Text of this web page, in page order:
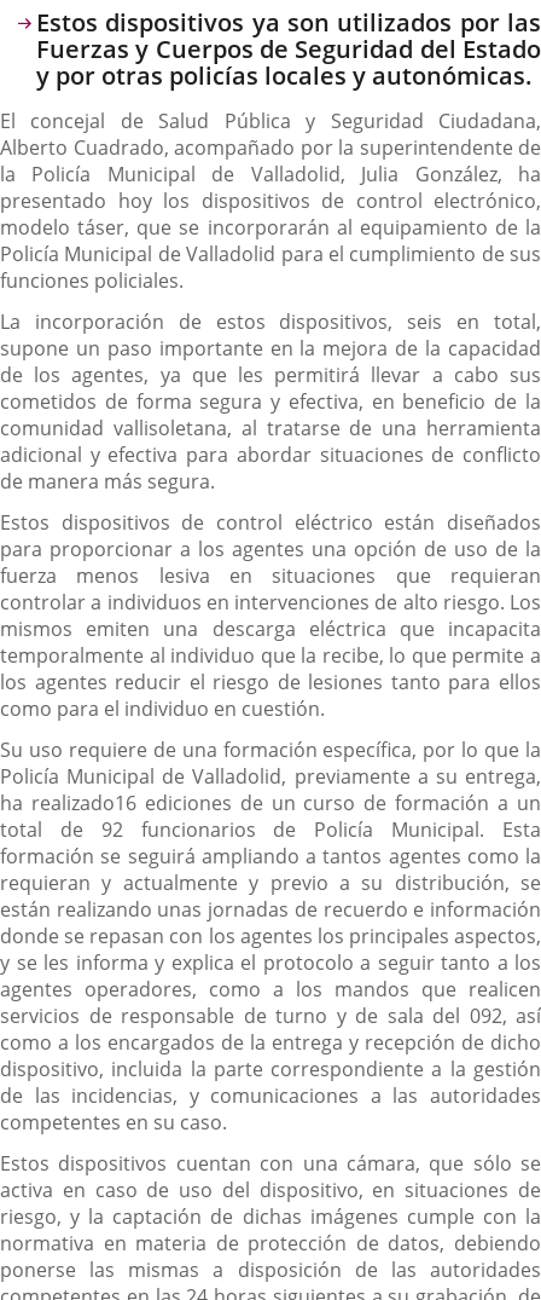
Descripción
Estos dispositivos ya son utilizados por las
Fuerzas y Cuerpos de Seguridad del Estado
y por otras policías locales y autonómicas.
El concejal de Salud Pública y Seguridad Ciudadana,
Alberto Cuadrado, acompañado por la superintendente de
la Policía Municipal de Valladolid, Julia González, ha
presentado hoy los dispositivos de control electrónico,
modelo táser, que se incorporarán al equipamiento de la
Policía Municipal de Valladolid para el cumplimiento de sus
funciones policiales.
La incorporación de estos dispositivos, seis en total,
supone un paso importante en la mejora de la capacidad
de los agentes, ya que les permitirá llevar a cabo sus
cometidos de forma segura y efectiva, en beneficio de la
comunidad vallisoletana, al tratarse de una herramienta
adicional y efectiva para abordar situaciones de conflicto
de manera más segura.
Estos dispositivos de control eléctrico están diseñados
para proporcionar a los agentes una opción de uso de la
fuerza menos lesiva en situaciones que requieran
controlar a individuos en intervenciones de alto riesgo. Los
mismos emiten una descarga eléctrica que incapacita
temporalmente al individuo que la recibe, lo que permite a
los agentes reducir el riesgo de lesiones tanto para ellos
como para el individuo en cuestión.
Su uso requiere de una formación específica, por lo que la
Policía Municipal de Valladolid, previamente a su entrega,
ha realizado16 ediciones de un curso de formación a un
total de 92 funcionarios de Policía Municipal. Esta
formación se seguirá ampliando a tantos agentes como la
requieran y actualmente y previo a su distribución, se
están realizando unas jornadas de recuerdo e información
donde se repasan con los agentes los principales aspectos,
y se les informa y explica el protocolo a seguir tanto a los
agentes operadores, como a los mandos que realicen
servicios de responsable de turno y de sala del 092, así
como a los encargados de la entrega y recepción de dicho
dispositivo, incluida la parte correspondiente a la gestión
de las incidencias, y comunicaciones a las autoridades
competentes en su caso.
Estos dispositivos cuentan con una cámara, que sólo se
activa en caso de uso del dispositivo, en situaciones de
riesgo, y la captación de dichas imágenes cumple con la
normativa en materia de protección de datos, debiendo
ponerse las mismas a disposición de las autoridades